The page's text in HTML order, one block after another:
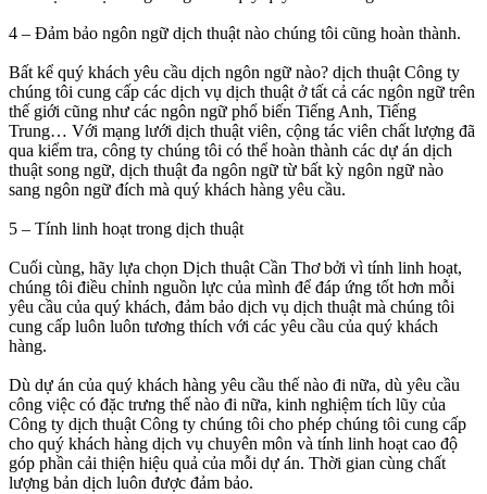
4 – Đảm bảo ngôn ngữ dịch thuật nào chúng tôi cũng hoàn thành.
Bất kể quý khách yêu cầu dịch ngôn ngữ nào? dịch thuật Công ty
chúng tôi cung cấp các dịch vụ dịch thuật ở tất cả các ngôn ngữ trên
thế giới cũng như các ngôn ngữ phổ biến Tiếng Anh, Tiếng
Trung… Với mạng lưới dịch thuật viên, cộng tác viên chất lượng đã
qua kiểm tra, công ty chúng tôi có thể hoàn thành các dự án dịch
thuật song ngữ, dịch thuật đa ngôn ngữ từ bất kỳ ngôn ngữ nào
sang ngôn ngữ đích mà quý khách hàng yêu cầu.
5 – Tính linh hoạt trong dịch thuật
Cuối cùng, hãy lựa chọn Dịch thuật Cần Thơ bởi vì tính linh hoạt,
chúng tôi điều chỉnh nguồn lực của mình để đáp ứng tốt hơn mỗi
yêu cầu của quý khách, đảm bảo dịch vụ dịch thuật mà chúng tôi
cung cấp luôn luôn tương thích với các yêu cầu của quý khách
hàng.
Dù dự án của quý khách hàng yêu cầu thế nào đi nữa, dù yêu cầu
công việc có đặc trưng thế nào đi nữa, kinh nghiệm tích lũy của
Công ty dịch thuật Công ty chúng tôi cho phép chúng tôi cung cấp
cho quý khách hàng dịch vụ chuyên môn và tính linh hoạt cao độ
góp phần cải thiện hiệu quả của mỗi dự án. Thời gian cùng chất
lượng bản dịch luôn được đảm bảo.